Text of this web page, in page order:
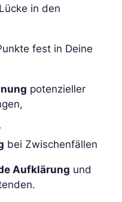
in den
fest in Deine
potenzieller
bei Zwischenfällen
Aufklärung und